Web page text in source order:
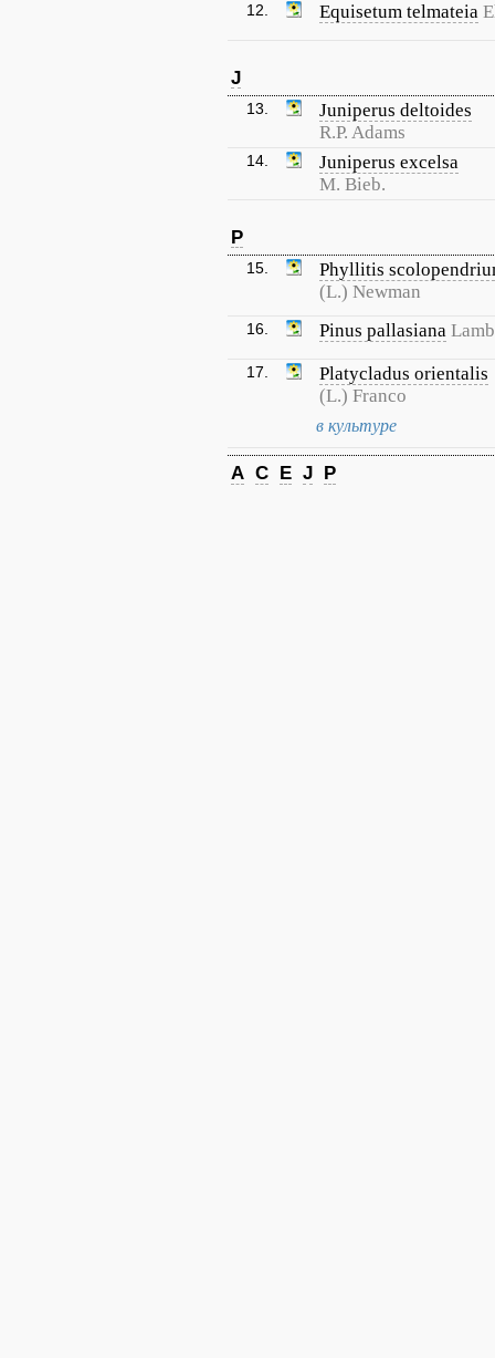
12. Equisetum telmateia
J
13.
Juniperus deltoides
R.P. Adams
14.
Juniperus excelsa
M. Bieb.
P
15.
Phyllitis
(L.) Newman
16. Pinus pallasiana
17.
Platycladus orientalis
(L.) Franco
в культуре
A C E J P